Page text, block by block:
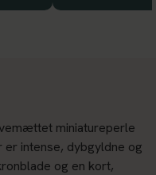
miniatureperle
intense, dybgyldne og
og en kort,